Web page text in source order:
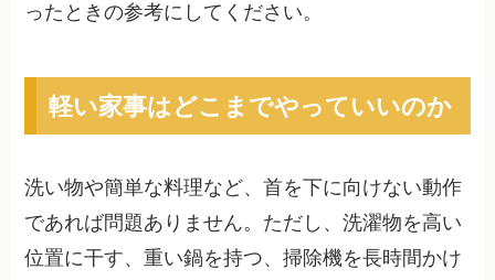
ったときの参考にしてください。
軽い家事はどこまでやっていいのか
洗い物や簡単な料理など、首を下に向けない動作
であれば問題ありません。ただし、洗濯物を高い
位置に干す、重い鍋を持つ、掃除機を長時間かけ